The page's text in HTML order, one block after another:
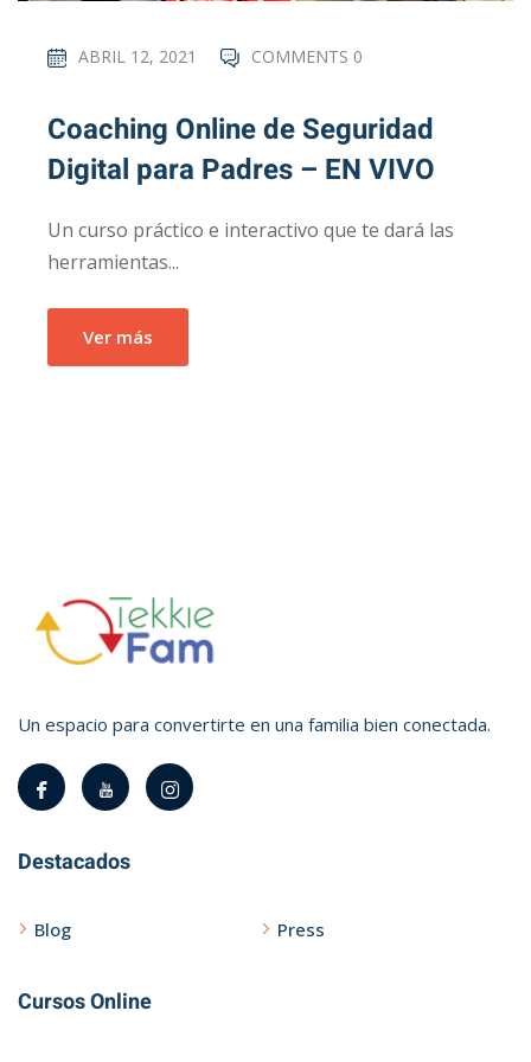
ABRIL 12, 2021 COMMENTS 0
Coaching Online de Seguridad
Digital para Padres – EN VIVO
Un curso práctico e interactivo que te dará las
herramientas...
Ver más
Un espacio para convertirte en una familia bien conectada.
Destacados
Blog Press
Cursos Online